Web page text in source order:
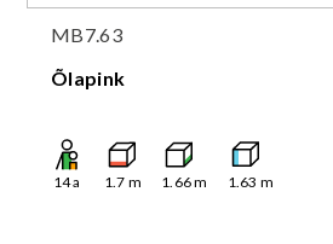
MB7.63
Õlapink
14a 1.7 m 1.66m 1.63 m